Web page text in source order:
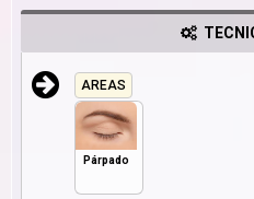
AREAS
Párpado